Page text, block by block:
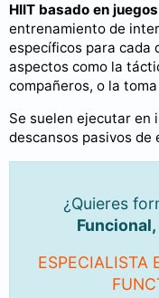
HIIT basado en
entrenamiento de
específicos para cada
aspectos como la
compañeros, o la
Se suelen ejecutar en
descansos pasivos de
¿Quieres
ESPECIALISTA